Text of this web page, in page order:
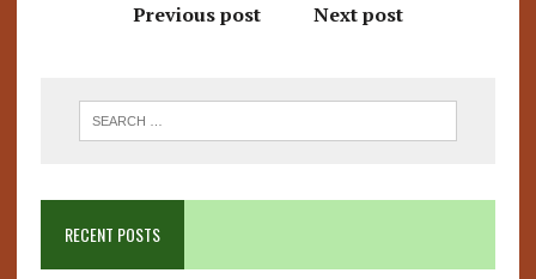
Previous post Next post
RECENT POSTS